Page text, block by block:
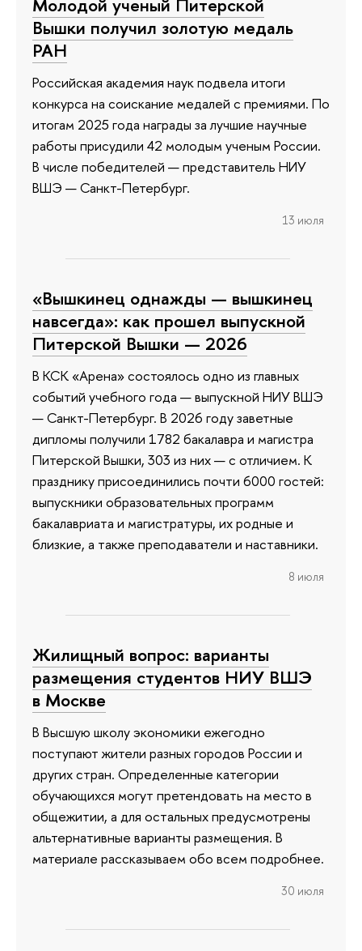
Вышки получил золотую медаль
РАН
Российская академия наук подвела итоги
конкурса на соискание медалей с премиями. По
итогам 2025 года награды за лучшие научные
работы присудили 42 молодым ученым России.
В числе победителей — представитель НИУ
ВШЭ — Санкт-Петербург.
13 июля
«Вышкинец однажды — вышкинец
навсегда»: как прошел выпускной
Питерской Вышки — 2026
В КСК «Арена» состоялось одно из главных
событий учебного года — выпускной НИУ ВШЭ
— Санкт-Петербург. В 2026 году заветные
дипломы получили 1782 бакалавра и магистра
Питерской Вышки, 303 из них — с отличием. К
празднику присоединились почти 6000 гостей:
выпускники образовательных программ
бакалавриата и магистратуры, их родные и
близкие, а также преподаватели и наставники.
8 июля
Жилищный вопрос: варианты
размещения студентов НИУ ВШЭ
в Москве
В Высшую школу экономики ежегодно
поступают жители разных городов России и
других стран. Определенные категории
обучающихся могут претендовать на место в
общежитии, а для остальных предусмотрены
альтернативные варианты размещения. В
материале рассказываем обо всем подробнее.
30 июля